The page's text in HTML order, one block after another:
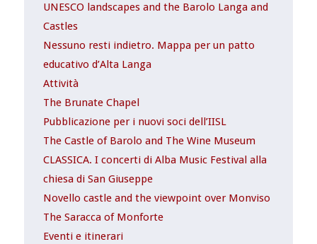
UNESCO landscapes and the Barolo Langa and
Castles
Nessuno resti indietro. Mappa per un patto
educativo d’Alta Langa
Attività
The Brunate Chapel
Pubblicazione per i nuovi soci dell’IISL
The Castle of Barolo and The Wine Museum
CLASSICA. I concerti di Alba Music Festival alla
chiesa di San Giuseppe
Novello castle and the viewpoint over Monviso
The Saracca of Monforte
Eventi e itinerari